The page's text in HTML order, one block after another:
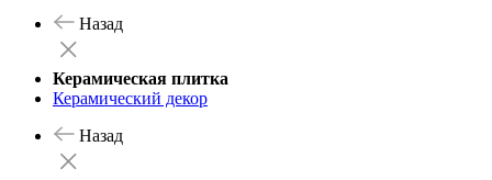
Назад
Керамическая плитка
Керамический декор
Назад